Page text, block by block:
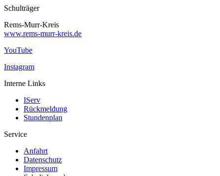
Schulträger
Rems-Murr-Kreis
www.rems-murr-kreis.de
YouTube
Instagram
Interne Links
IServ
Rückmeldung
Stundenplan
Service
Anfahrt
Datenschutz
Impressum